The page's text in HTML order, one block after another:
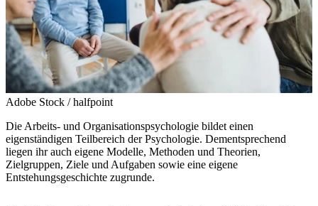
Adobe Stock / halfpoint
Die Arbeits- und Organisationspsychologie bildet einen
eigenständigen Teilbereich der Psychologie. Dementsprechend
liegen ihr auch eigene Modelle, Methoden und Theorien,
Zielgruppen, Ziele und Aufgaben sowie eine eigene
Entstehungsgeschichte zugrunde.